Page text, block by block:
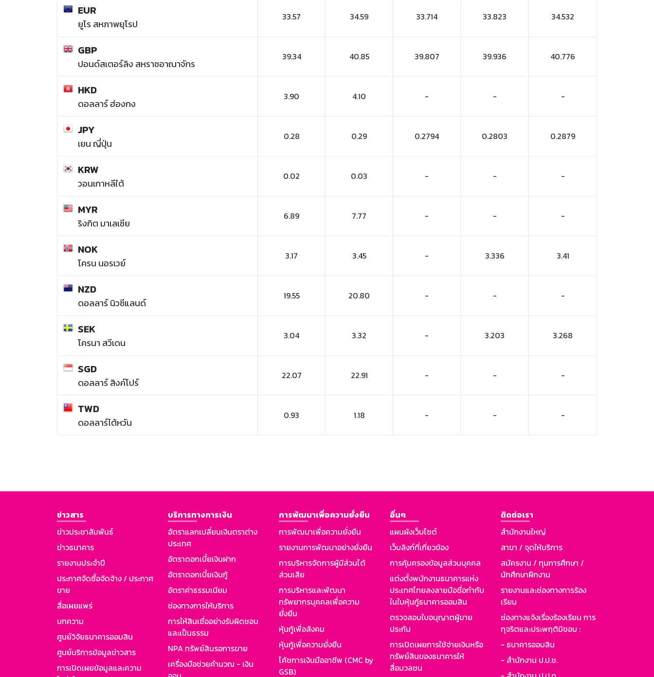
EUR
ยูโร สหภาพยุโรป
33.57 34.59 33.714 33.823 34.532
GBP
ปอนด์สเตอร์ลิง สหราชอาณาจักร
39.34 40.85 39.807 39.936 40.776
HKD
ดอลลาร์ ฮ่องกง
3.90 4.10 - - -
JPY
เยน ญี่ปุ่น
0.28 0.29 0.2794 0.2803 0.2879
KRW
วอนเกาหลีใต้
0.02 0.03 - - -
MYR
ริงกิต มาเลเซีย
6.89 7.77 - - -
NOK
โครน นอรเวย์
3.17 3.45 - 3.336 3.41
NZD
ดอลลาร์ นิวซีแลนด์
19.55 20.80 - - -
SEK
โครนา สวีเดน
3.04 3.32 - 3.203 3.268
SGD
ดอลลาร์ สิงค์โปร์
22.07 22.91 - - -
TWD
ดอลลาร์ไต้หวัน
0.93 1.18 - - -
ข่าวสาร
ข่าวประชาสัมพันธ์
ข่าวธนาคาร
รายงานประจำปี
ประกาศจัดซื้อจัดจ้าง / ประกาศ
ขาย
สื่อเผยแพร่
บทความ
ศูนย์วิจัยธนาคารออมสิน
ศูนย์บริการข้อมูลข่าวสาร
การเปิดเผยข้อมูลและความ
บริการทางการเงิน
อัตราแลกเปลี่ยนเงินตราต่าง
ประเทศ
อัตราดอกเบี้ยเงินฝาก
อัตราดอกเบี้ยเงินกู้
อัตราค่าธรรมเนียม
ช่องทางการให้บริการ
การให้สินเชื่ออย่างรับผิดชอบ
และเป็นธรรม
NPA ทรัพย์สินรอการขาย
เครื่องมือช่วยคำนวณ - เงิน
การพัฒนาเพื่อความยั่งยืน
การพัฒนาเพื่อความยั่งยืน
รายงานการพัฒนาอย่างยั่งยืน
การบริหารจัดการผู้มีส่วนได้
ส่วนเสีย
การบริหารและพัฒนา
ทรัพยากรบุคคลเพื่อความ
ยั่งยืน
หุ้นกู้เพื่อสังคม
หุ้นกู้เพื่อความยั่งยืน
โค้ชการเงินมืออาชีพ (CMC by
GSB)
อื่นๆ
แผนผังเว็บไซต์
เว็บลิงก์ที่เกี่ยวข้อง
การคุ้มครองข้อมูลส่วนบุคคล
แต่งตั้งพนักงานธนาคารแห่ง
ประเทศไทยลงลายมือชื่อกำกับ
ในใบหุ้นกู้ธนาคารออมสิน
ตรวจสอบใบอนุญาตผู้ขาย
ประกัน
การเปิดเผยการใช้จ่ายเงินหรือ
ทรัพย์สินของธนาคารให้
สื่อมวลชน
ติดต่อเรา
สำนักงานใหญ่
สาขา / จุดให้บริการ
สมัครงาน / ทุนการศึกษา /
นักศึกษาฝึกงาน
รายงานและช่องทางการร้อง
เรียน
ช่องทางแจ้งเรื่องร้องเรียน การ
ทุจริตและประพฤติมิชอบ :
- ธนาคารออมสิน
- สำนักงาน ป.ป.ช.